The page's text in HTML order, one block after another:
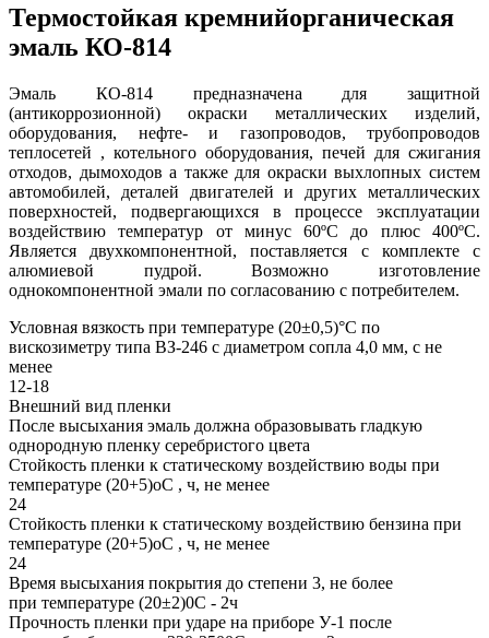
Термостойкая кремнийорганическая
эмаль КО-814
Эмаль КО-814 предназначена для защитной
(антикоррозионной) окраски металлических изделий,
оборудования, нефте- и газопроводов, трубопроводов
теплосетей , котельного оборудования, печей для сжигания
отходов, дымоходов а также для окраски выхлопных систем
автомобилей, деталей двигателей и других металлических
поверхностей, подвергающихся в процессе эксплуатации
воздействию температур от минус 60ºС до плюс 400ºС.
Является двухкомпонентной, поставляется с комплекте с
алюмиевой пудрой. Возможно изготовление
однокомпонентной эмали по согласованию с потребителем.
Условная вязкость при температуре (20±0,5)°С по
вискозиметру типа ВЗ-246 с диаметром сопла 4,0 мм, с не
менее
12-18
Внешний вид пленки
После высыхания эмаль должна образовывать гладкую
однородную пленку серебристого цвета
Стойкость пленки к статическому воздействию воды при
температуре (20+5)оС , ч, не менее
24
Стойкость пленки к статическому воздействию бензина при
температуре (20+5)оС , ч, не менее
24
Время высыхания покрытия до степени 3, не более
при температуре (20±2)0С - 2ч
Прочность пленки при ударе на приборе У-1 после